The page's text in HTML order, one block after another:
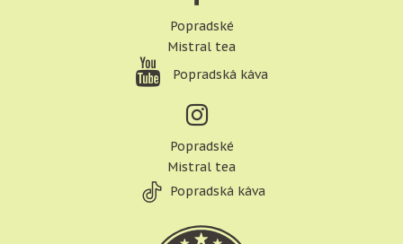
Popradské
Mistral tea
Popradská káva
Popradské
Mistral tea
Popradská káva